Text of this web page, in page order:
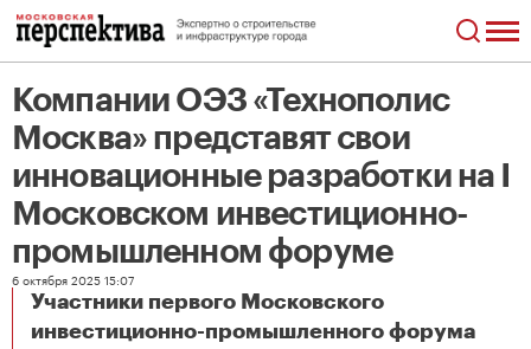
Компании ОЭЗ «Технополис
Москва» представят свои
инновационные разработки на I
Московском инвестиционно-
промышленном форуме
6 октября 2025 15:07
Участники первого Московского
инвестиционно-промышленного форума